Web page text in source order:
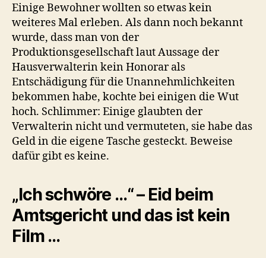
Einige Bewohner wollten so etwas kein
weiteres Mal erleben. Als dann noch bekannt
wurde, dass man von der
Produktionsgesellschaft laut Aussage der
Hausverwalterin kein Honorar als
Entschädigung für die Unannehmlichkeiten
bekommen habe, kochte bei einigen die Wut
hoch. Schlimmer: Einige glaubten der
Verwalterin nicht und vermuteten, sie habe das
Geld in die eigene Tasche gesteckt. Beweise
dafür gibt es keine.
„Ich schwöre …“ – Eid beim
Amtsgericht und das ist kein
Film …